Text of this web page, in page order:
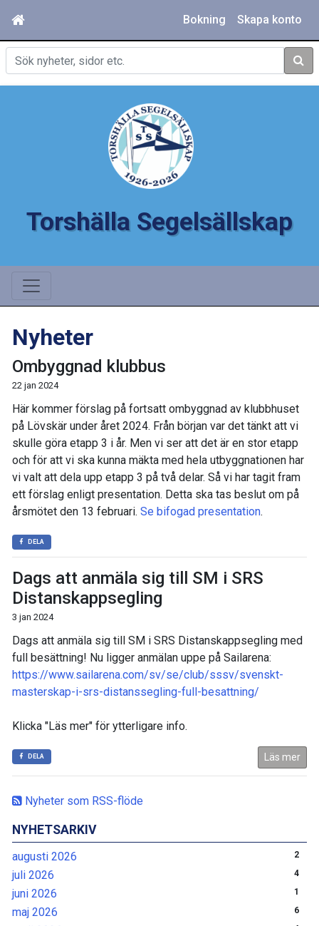
Bokning Skapa konto
Sök
Torshälla Segelsällskap
Nyheter som RSS-flöde
NYHETSARKIV
augusti 2026 2
juli 2026 4
juni 2026 1
maj 2026 6
Nyheter
Ombyggnad klubbus
22 jan 2024
Här kommer förslag på fortsatt ombyggnad av klubbhuset
på Lövskär under året 2024. Från början var det tänkt att vi
skulle göra etapp 3 i år. Men vi ser att det är en stor etapp
och för att vi ska kunna mäkta med hela utbyggnationen har
vi valt att dela upp etapp 3 på två delar. Så vi har tagit fram
ett förslag enligt presentation. Detta ska tas beslut om på
årsmötet den 13 februari. Se bifogad presentation.
DELA
Dags att anmäla sig till SM i SRS
Distanskappsegling
3 jan 2024
Dags att anmäla sig till SM i SRS Distanskappsegling med
full besättning! Nu ligger anmälan uppe på Sailarena:
https://www.sailarena.com/sv/se/club/sssv/svenskt-
masterskap-i-srs-distanssegling-full-besattning/
Klicka "Läs mer" för ytterligare info.
DELA Läs mer